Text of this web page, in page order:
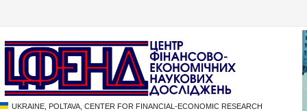
UKRAINE, POLTAVA, CENTER FOR FINANCIAL-ECONOMIC RESEARCH